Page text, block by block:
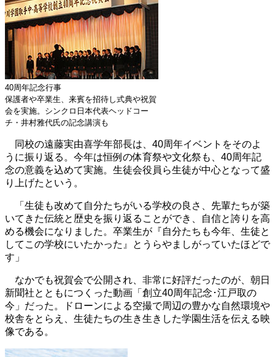
40周年記念行事
保護者や卒業生、来賓を招待し式典や祝賀
会を実施。シンクロ日本代表ヘッドコー
チ・井村雅代氏の記念講演も
同校の遠藤実由喜学年部長は、40周年イベントをそのよ
うに振り返る。今年は恒例の体育祭や文化祭も、40周年記
念の意義を込めて実施。生徒会役員ら生徒が中心となって盛
り上げたという。
「生徒も改めて自分たちがいる学校の良さ、先輩たちが築
いてきた伝統と歴史を振り返ることができ、自信と誇りを高
める機会になりました。卒業生が『自分たちも今年、生徒と
してこの学校にいたかった』とうらやましがっていたほどで
す」
なかでも祝賀会で公開され、非常に好評だったのが、朝日
新聞社とともにつくった動画「創立40周年記念･江戸取の
今」だった。ドローンによる空撮で周辺の豊かな自然環境や
校舎をとらえ、生徒たちの生き生きした学園生活を伝える映
像である。